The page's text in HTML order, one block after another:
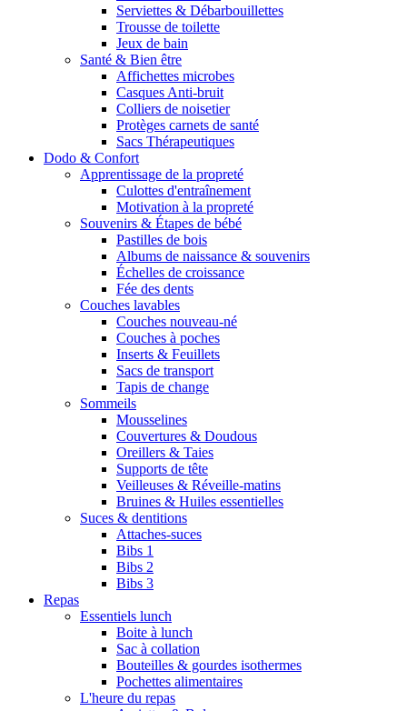
Serviettes & Débarbouillettes
Trousse de toilette
Jeux de bain
Santé & Bien être
Affichettes microbes
Casques Anti-bruit
Colliers de noisetier
Protèges carnets de santé
Sacs Thérapeutiques
Dodo & Confort
Apprentissage de la propreté
Culottes d'entraînement
Motivation à la propreté
Souvenirs & Étapes de bébé
Pastilles de bois
Albums de naissance & souvenirs
Échelles de croissance
Fée des dents
Couches lavables
Couches nouveau-né
Couches à poches
Inserts & Feuillets
Sacs de transport
Tapis de change
Sommeils
Mousselines
Couvertures & Doudous
Oreillers & Taies
Supports de tête
Veilleuses & Réveille-matins
Bruines & Huiles essentielles
Suces & dentitions
Attaches-suces
Bibs 1
Bibs 2
Bibs 3
Repas
Essentiels lunch
Boite à lunch
Sac à collation
Bouteilles & gourdes isothermes
Pochettes alimentaires
L'heure du repas